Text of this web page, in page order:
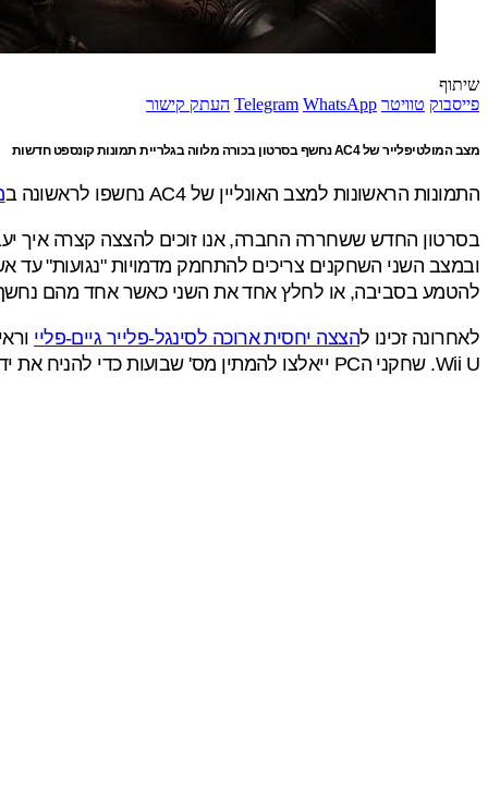
שיתוף
פייסבוק טוויטר Telegram WhatsApp העתק קישור
מצב המולטיפלייר של AC4 נחשף בסרטון בכורה מלווה בגלריית תמונות קונספט חדשות
התמונות הראשונות למצב האונליין של AC4 נחשפו לראשונה ב
בסרטון החדש ששחררה החברה, אנו זוכים להצצה קצרה איך
להטמע בסביבה, או לחלץ אחד את השני כאשר אחד מהם נחשף
לאחרונה זכינו להצצה יחסית ארוכה לסינגל-פלייר גיים-פליי
Wii U. שחקני הPC ייאלצו להמתין מס' שבועות כדי להניח את ידיהם על ההרפתקה הזאת. אם זאת, המשחק גם יגיע לPS4 ול-Xbox One